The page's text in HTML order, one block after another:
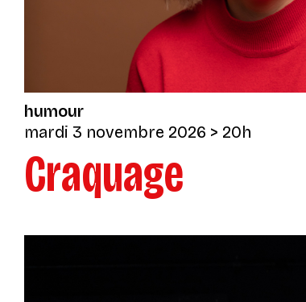
humour
mardi 3 novembre 2026 > 20h
Craquage